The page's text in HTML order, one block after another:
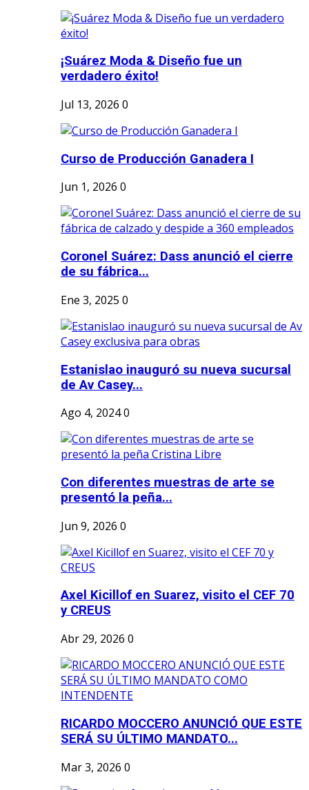
¡Suárez Moda & Diseño fue un
verdadero éxito!
Jul 13, 2026 0
Curso de Producción Ganadera I
Jun 1, 2026 0
Coronel Suárez: Dass anunció el cierre
de su fábrica...
Ene 3, 2025 0
Estanislao inauguró su nueva sucursal
de Av Casey...
Ago 4, 20240
Con diferentes muestras de arte se
presentó la peña...
Jun 9, 2026 0
Axel Kicillof en Suarez, visito el CEF 70
y CREUS
Abr 29, 2026 0
RICARDO MOCCERO ANUNCIÓ QUE ESTE
SERÁ SU ÚLTIMO MANDATO...
Mar 3, 2026 0